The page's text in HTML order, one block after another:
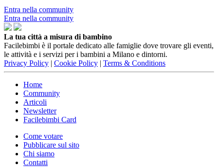
Entra nella community
Entra nella community
La tua città a misura di bambino
Facilebimbi è il portale dedicato alle famiglie dove trovare gli eventi,
le attività e i servizi per i bambini a Milano e dintorni.
Privacy Policy | Cookie Policy | Terms & Conditions
Home
Community
Articoli
Newsletter
Facilebimbi Card
Come votare
Pubblicare sul sito
Chi siamo
Contatti